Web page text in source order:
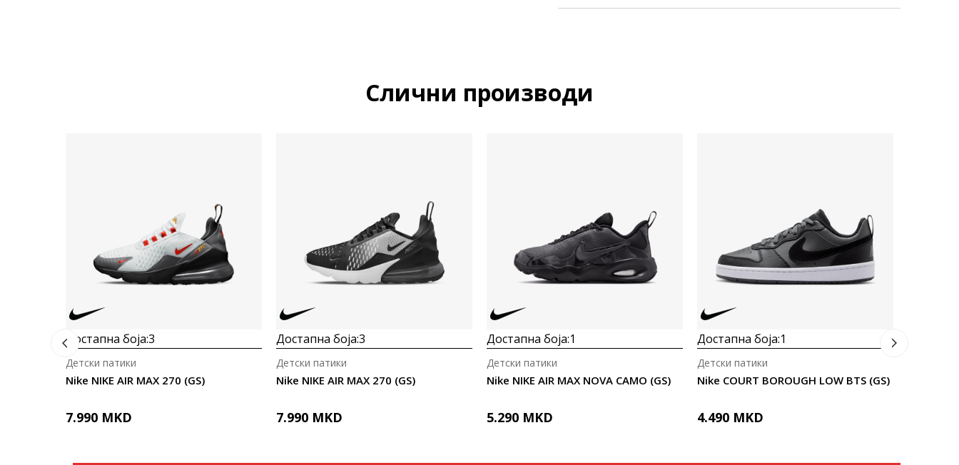
Слични производи
Достапна боја:3
Nike NIKE AIR MAX 270 (GS)
Детски патики
7.990 MKD
Достапна боја:3
Nike NIKE AIR MAX 270 (GS)
Детски патики
7.990 MKD
Достапна боја:1
Nike NIKE AIR MAX NOVA CAMO (GS)
Детски патики
5.290 MKD
Достапна боја:1
Nike COURT BOROUGH LOW BTS (GS)
Детски патики
4.490 MKD